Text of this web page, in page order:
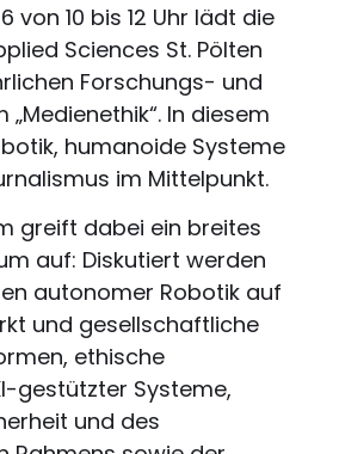
von 10 bis 12 Uhr lädt die
Sciences St. Pölten
Forschungs- und
„Medienethik“. In diesem
humanoide Systeme
im Mittelpunkt.
greift dabei ein breites
auf: Diskutiert werden
autonomer Robotik auf
und gesellschaftliche
ethische
gestützter Systeme,
und des